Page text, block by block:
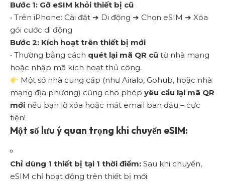
Bước 1: Gỡ eSIM khỏi thiết bị cũ
• Trên iPhone: Cài đặt ➔ Di động ➔ Chọn eSIM ➔ Xóa
gói cước di động
Bước 2: Kích hoạt trên thiết bị mới
• Thường bằng cách quét lại mã QR cũ từ nhà mạng
hoặc nhập mã kích hoạt thủ công.
Một số nhà cung cấp (như Airalo, Gohub, hoặc nhà
mạng địa phương) cũng cho phép yêu cầu lại mã QR
mới nếu bạn lỡ xóa hoặc mất email ban đầu – cực
tiện!
Một số lưu ý quan trọng khi chuyển eSIM:
Chỉ dùng 1 thiết bị tại 1 thời điểm: Sau khi chuyển,
eSIM chỉ hoạt động trên thiết bị mới.